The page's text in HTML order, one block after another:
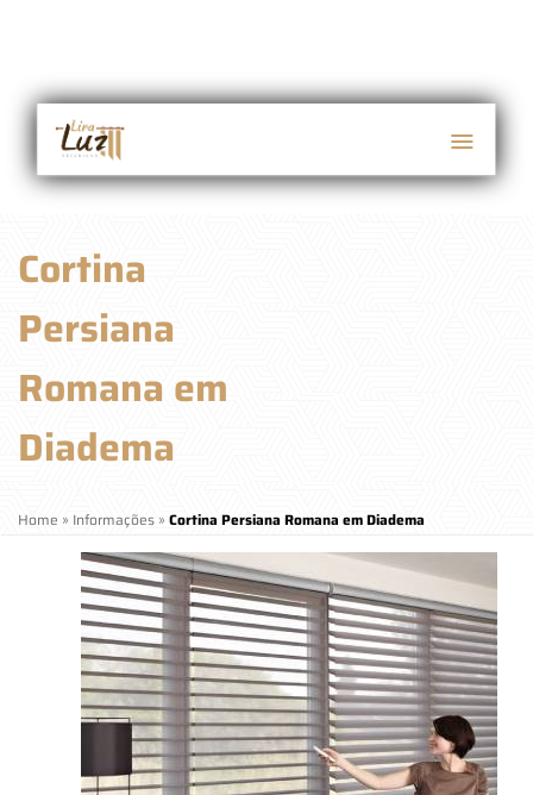
Cortina
Persiana
Romana em
Diadema
Home » Informações » Cortina Persiana Romana em Diadema